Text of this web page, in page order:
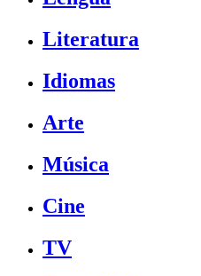
Literatura
Idiomas
Arte
Música
Cine
TV